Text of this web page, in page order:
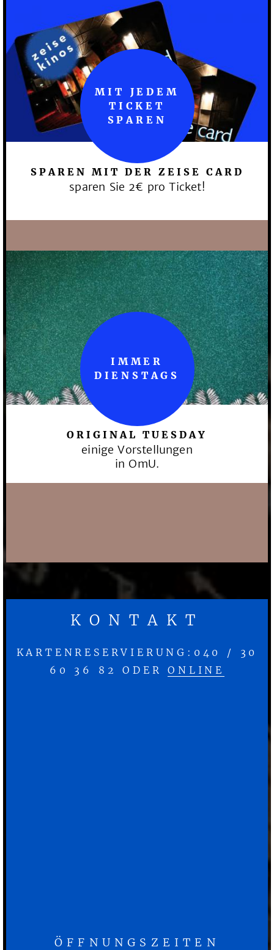
SPAREN MIT DER ZEISE CARD
sparen Sie 2€ pro Ticket!
MIT JEDEM
TICKET
SPAREN
ORIGINAL TUESDAY
einige Vorstellungen
in OmU.
IMMER
DIENSTAGS
KONTAKT
KARTENRESERVIERUNG:040 / 30
60 36 82 ODERONLINE
ÖFFNUNGSZEITEN